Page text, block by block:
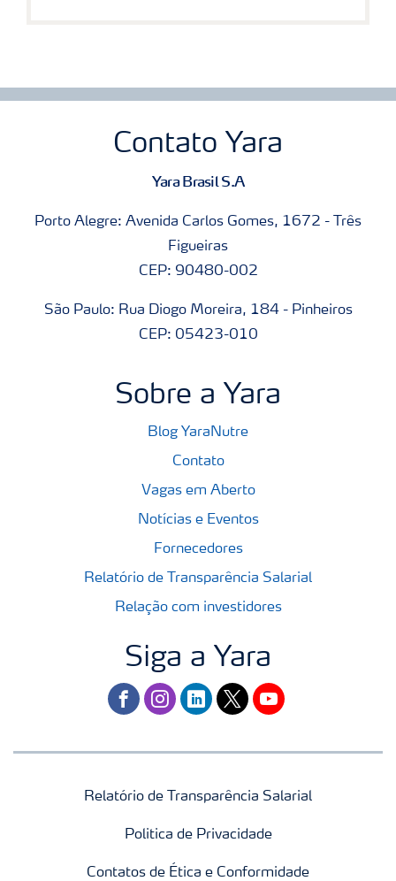
Contato Yara
Yara Brasil S.A
Porto Alegre: Avenida Carlos Gomes, 1672 - Três
Figueiras
CEP: 90480-002
São Paulo: Rua Diogo Moreira, 184 - Pinheiros
CEP: 05423-010
Sobre a Yara
Blog YaraNutre
Contato
Vagas em Aberto
Notícias e Eventos
Fornecedores
Relatório de Transparência Salarial
Relação com investidores
Siga a Yara
facebookinstagram
linkedintwitteryoutube
Relatório de Transparência Salarial
Politica de Privacidade
Contatos de Ética e Conformidade